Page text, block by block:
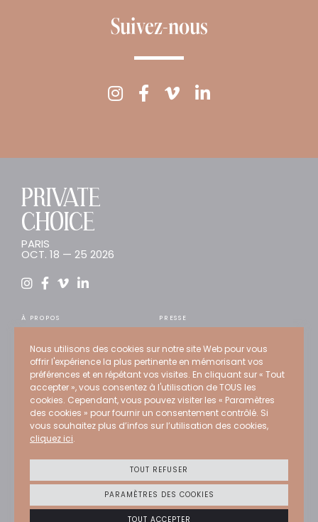
Suivez-nous
PRIVATE
CHOICE
PARIS
OCT. 18 — 25 2026
À PROPOS
ARTISTES
WEB STORE
EXPERTS
ÉDITIONS PASSÉES
PROGRAMMATION
PRESSE
CONSEIL
RECRUTEMENT
CONTACT
Politique Cookies
Nous utilisons des cookies sur notre site Web pour vous
offrir l'expérience la plus pertinente en mémorisant vos
préférences et en répétant vos visites. En cliquant sur « Tout
accepter », vous consentez à l'utilisation de TOUS les
cookies. Cependant, vous pouvez visiter les « Paramètres
des cookies » pour fournir un consentement contrôlé. Si
vous souhaitez plus d’infos sur l’utilisation des cookies,
cliquez ici.
TOUT REFUSER
PARAMÈTRES DES COOKIES
TOUT ACCEPTER